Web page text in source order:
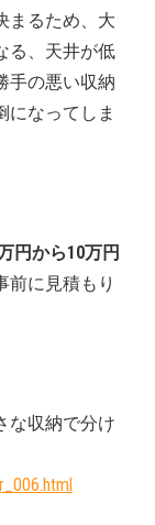
まるため、大
る、天井が低
手の悪い収納
になってしま
円から10万円
前に見積もり
な収納で分け